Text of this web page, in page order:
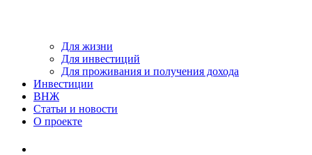
Для жизни
Для инвестиций
Для проживания и получения дохода
Инвестиции
ВНЖ
Статьи и новости
О проекте